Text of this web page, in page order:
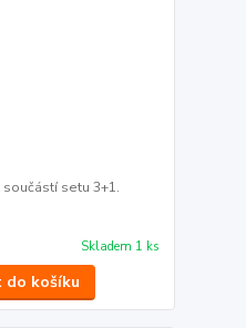
setu 3+1.
Skladem 1 ks
do košíku